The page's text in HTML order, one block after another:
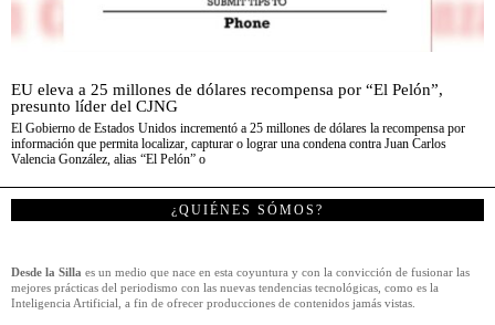
EU eleva a 25 millones de dólares recompensa por “El Pelón”,
presunto líder del CJNG
El Gobierno de Estados Unidos incrementó a 25 millones de dólares la recompensa por
información que permita localizar, capturar o lograr una condena contra Juan Carlos
Valencia González, alias “El Pelón” o
¿QUIÉNES SÓMOS?
Desde la Silla es un medio que nace en esta coyuntura y con la convicción de fusionar las
mejores prácticas del periodismo con las nuevas tendencias tecnológicas, como es la
Inteligencia Artificial, a fin de ofrecer producciones de contenidos jamás vistas.